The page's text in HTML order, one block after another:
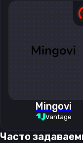
Mingovi
Vantage
Часто